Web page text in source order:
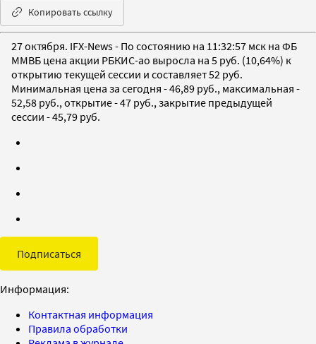
Копировать ссылку
27 октября. IFX-News - По состоянию на 11:32:57 мск на ФБ
ММВБ цена акции РБКИС-ао выросла на 5 руб. (10,64%) к
открытию текущей сессии и составляет 52 руб.
Минимальная цена за сегодня - 46,89 руб., максимальная -
52,58 руб., открытие - 47 руб., закрытие предыдущей
сессии - 45,79 руб.
Подписаться
Информация:
Контактная информация
Правила обработки